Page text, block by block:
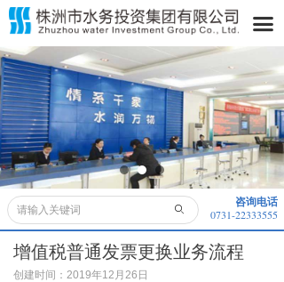
끀
首页
关于我们
水务动态
水务公开
业务领域
便民服务
采购信息
ꄙ
咨询电话
0731-22333555
增值税普通发票更换业务流程
创建时间： 2019年12月26日